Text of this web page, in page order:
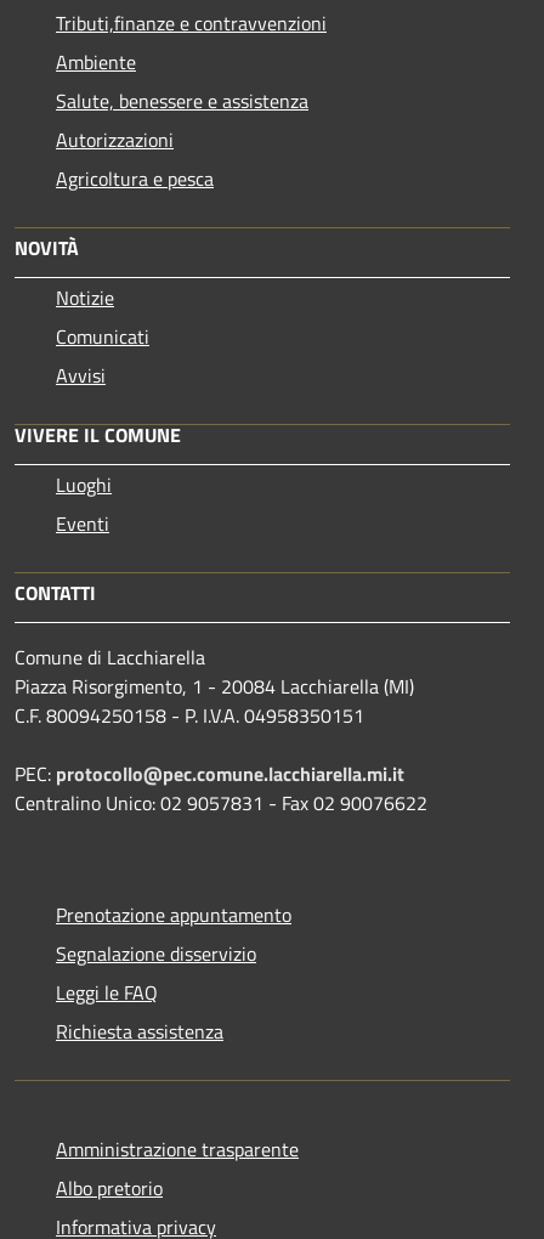
Tributi,finanze e contravvenzioni
Ambiente
Salute, benessere e assistenza
Autorizzazioni
Agricoltura e pesca
NOVITÀ
Notizie
Comunicati
Avvisi
VIVERE IL COMUNE
Luoghi
Eventi
CONTATTI
Comune di Lacchiarella
Piazza Risorgimento, 1 - 20084 Lacchiarella (MI)
C.F. 80094250158 - P. I.V.A. 04958350151
PEC: protocollo@pec.comune.lacchiarella.mi.it
Centralino Unico: 02 9057831 - Fax 02 90076622
Prenotazione appuntamento
Segnalazione disservizio
Leggi le FAQ
Richiesta assistenza
Amministrazione trasparente
Albo pretorio
Informativa privacy